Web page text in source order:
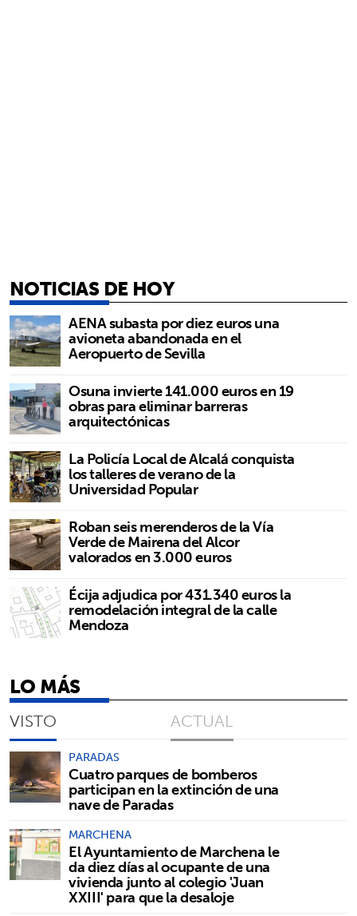
NOTICIAS DE HOY
AENA subasta por diez euros una
avioneta abandonada en el
Aeropuerto de Sevilla
Osuna invierte 141.000 euros en 19
obras para eliminar barreras
arquitectónicas
La Policía Local de Alcalá conquista
los talleres de verano de la
Universidad Popular
Roban seis merenderos de la Vía
Verde de Mairena del Alcor
valorados en 3.000 euros
Écija adjudica por 431.340 euros la
remodelación integral de la calle
Mendoza
LO MÁS
VISTO ACTUAL
PARADAS
Cuatro parques de bomberos
participan en la extinción de una
nave de Paradas
MARCHENA
El Ayuntamiento de Marchena le
da diez días al ocupante de una
vivienda junto al colegio 'Juan
XXIII' para que la desaloje